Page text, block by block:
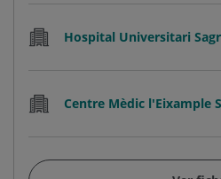
Hospital Universitari
Centre Mèdic l'Eixample